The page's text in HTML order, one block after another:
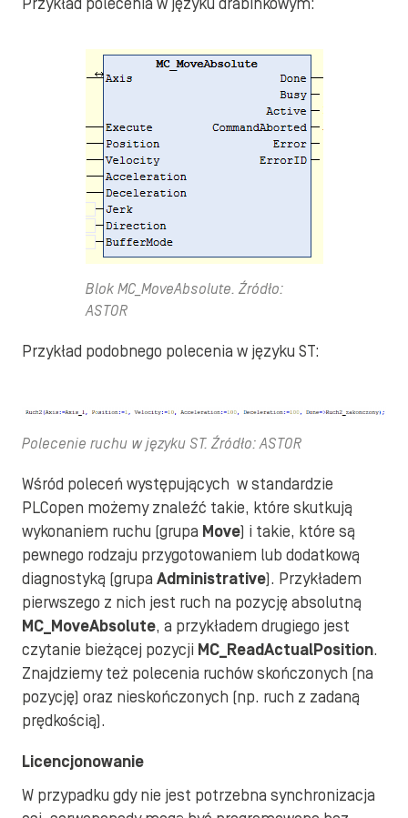
Blok MC_MoveAbsolute. Źródło:
ASTOR
Przykład podobnego polecenia w języku ST:
Polecenie ruchu w języku ST. Źródło: ASTOR
Wśród poleceń występujących w standardzie
PLCopen możemy znaleźć takie, które skutkują
wykonaniem ruchu (grupa Move) i takie, które są
pewnego rodzaju przygotowaniem lub dodatkową
diagnostyką (grupa Administrative). Przykładem
pierwszego z nich jest ruch na pozycję absolutną
MC_MoveAbsolute, a przykładem drugiego jest
czytanie bieżącej pozycji MC_ReadActualPosition.
Znajdziemy też polecenia ruchów skończonych (na
pozycję) oraz nieskończonych (np. ruch z zadaną
prędkością).
Licencjonowanie
W przypadku gdy nie jest potrzebna synchronizacja